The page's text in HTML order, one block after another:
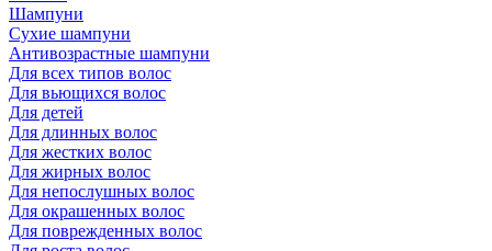
Шампуни
Сухие шампуни
Антивозрастные шампуни
Для всех типов волос
Для вьющихся волос
Для детей
Для длинных волос
Для жестких волос
Для жирных волос
Для непослушных волос
Для окрашенных волос
Для поврежденных волос